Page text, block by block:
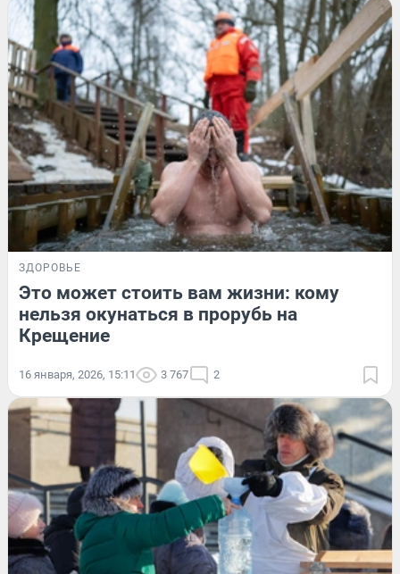
ЗДОРОВЬЕ
Это может стоить вам жизни: кому
нельзя окунаться в прорубь на
Крещение
16 января, 2026, 15:11 3 767 2